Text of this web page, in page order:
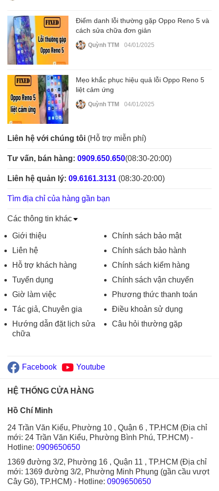
Điểm danh lỗi thường gặp Oppo Reno 5 và
cách sửa chữa đơn giản
Quỳnh TTM 04/01/2025
Mẹo khắc phục hiệu quả lỗi Oppo Reno 5
liệt cảm ứng
Quỳnh TTM 04/01/2025
Liên hệ với chúng tôi (Hỗ trợ miễn phí)
Tư vấn, bán hàng: 0909.650.650(08:30-20:00)
Liên hệ quản lý: 09.6161.3131 (08:30-20:00)
Tìm địa chỉ của hàng gần bạn
Các thông tin khác
Giới thiệu
Liên hệ
Hỗ trợ khách hàng
Tuyển dụng
Giờ làm việc
Tác giả, Chuyên gia
Hướng dẫn đặt lịch sửa
chữa
Chính sách bảo mật
Chính sách bảo hành
Chính sách kiểm hàng
Chính sách vận chuyển
Phương thức thanh toán
Điều khoản sử dụng
Câu hỏi thường gặp
Facebook Youtube
HỆ THỐNG CỬA HÀNG
Hồ Chí Minh
24 Trần Văn Kiểu, Phường 10 , Quận 6 , TP.HCM (Địa chỉ
mới: 24 Trần Văn Kiểu, Phường Bình Phú, TP.HCM) -
Hotline: 0909650650
1369 đường 3/2, Phường 16 , Quận 11 , TP.HCM (Địa chỉ
mới: 1369 đường 3/2, Phường Minh Phụng (gần cầu vượt
Cây Gõ), TP.HCM) - Hotline: 0909650650